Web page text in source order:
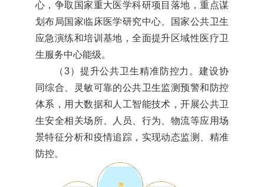
心，争取国家重大医学科研项目落地，重点谋
划布局国家临床医学研究中心、国家公共卫生
应急演练和培训基地，全面提升区域性医疗卫
生服务中心能级。
（3）提升公共卫生精准防控力。建设协
同综合、灵敏可靠的公共卫生监测预警和防控
体系，用大数据和人工智能技术，开展公共卫
生安全相关场所、人员、行为、物流等应用场
景特征分析和疫情追踪，实现动态监测、精准
防控。